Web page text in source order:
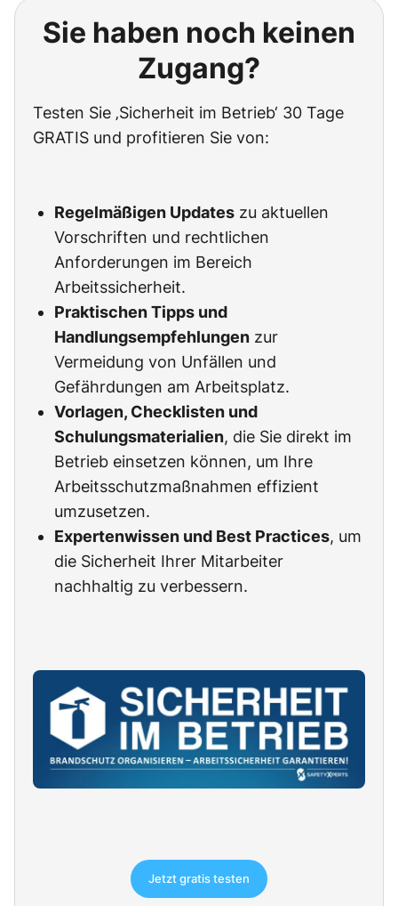
Sie haben noch keinen
Zugang?
Testen Sie ‚Sicherheit im Betrieb‘ 30 Tage
GRATIS und profitieren Sie von:
Regelmäßigen Updates zu aktuellen
Vorschriften und rechtlichen
Anforderungen im Bereich
Arbeitssicherheit.
Praktischen Tipps und
Handlungsempfehlungen zur
Vermeidung von Unfällen und
Gefährdungen am Arbeitsplatz.
Vorlagen, Checklisten und
Schulungsmaterialien, die Sie direkt im
Betrieb einsetzen können, um Ihre
Arbeitsschutzmaßnahmen effizient
umzusetzen.
Expertenwissen und Best Practices, um
die Sicherheit Ihrer Mitarbeiter
nachhaltig zu verbessern.
Jetzt gratis testen